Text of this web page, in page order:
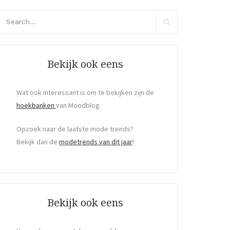
Bekijk ook eens
Wat ook interessant is om te bekijken zijn de
hoekbanken van Moodblog.
Opzoek naar de laatste mode trends?
Bekijk dan de modetrends van dit jaar!
Bekijk ook eens